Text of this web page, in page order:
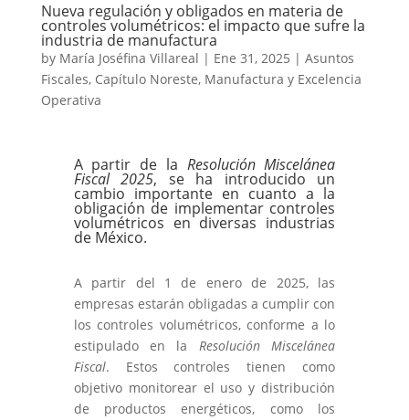
Nueva regulación y obligados en materia de
controles volumétricos: el impacto que sufre la
industria de manufactura
by María Joséfina Villareal | Ene 31, 2025 | Asuntos
Fiscales, Capítulo Noreste, Manufactura y Excelencia
Operativa
A partir de la Resolución Miscelánea
Fiscal 2025, se ha introducido un
cambio importante en cuanto a la
obligación de implementar controles
volumétricos en diversas industrias
de México.
A partir del 1 de enero de 2025, las
empresas estarán obligadas a cumplir con
los controles volumétricos, conforme a lo
estipulado en la Resolución Miscelánea
Fiscal. Estos controles tienen como
objetivo monitorear el uso y distribución
de productos energéticos, como los